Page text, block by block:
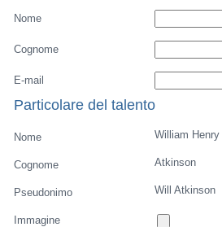
Nome
Cognome
E-mail
Particolare del talento
Nome William Henry
Cognome Atkinson
Pseudonimo Will Atkinson
Immagine